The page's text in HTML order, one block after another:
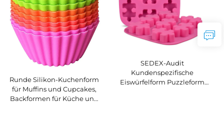
Runde Silikon-Kuchenform
für Muffins und Cupcakes,
Backformen für Küche und
SEDEX-Audit
Kundenspezifische
Eiswürfelform Puzzleform